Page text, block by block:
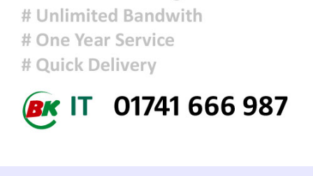
রাষ্ট্রপতি পদে কর্নেল অলি আহমদকে
মনোনয়ন দিয়েছে ১১ দল